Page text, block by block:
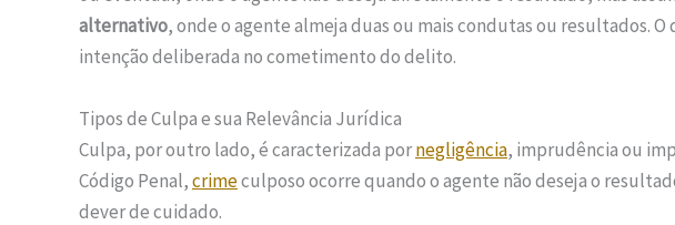
alternativo, onde o agente almeja duas ou mais condutas ou resultados.
intenção deliberada no cometimento do delito.
Tipos de Culpa e sua Relevância Jurídica
Culpa, por outro lado, é caracterizada pornegligência, imprudência ou
Código Penal,crimeculposo ocorre quando o agente não deseja o
dever de cuidado.